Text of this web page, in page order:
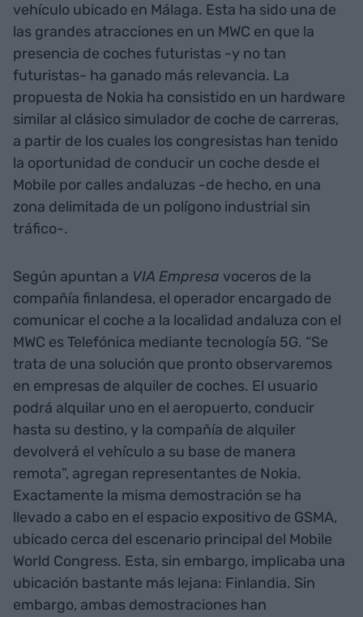
vehículo ubicado en Málaga. Esta ha sido una de
las grandes atracciones en un MWC en que la
presencia de coches futuristas -y no tan
futuristas- ha ganado más relevancia. La
propuesta de Nokia ha consistido en un hardware
similar al clásico simulador de coche de carreras,
a partir de los cuales los congresistas han tenido
la oportunidad de conducir un coche desde el
Mobile por calles andaluzas -de hecho, en una
zona delimitada de un polígono industrial sin
tráfico-.
Según apuntan a VIA Empresa voceros de la
compañía finlandesa, el operador encargado de
comunicar el coche a la localidad andaluza con el
MWC es Telefónica mediante tecnología 5G. “Se
trata de una solución que pronto observaremos
en empresas de alquiler de coches. El usuario
podrá alquilar uno en el aeropuerto, conducir
hasta su destino, y la compañía de alquiler
devolverá el vehículo a su base de manera
remota”, agregan representantes de Nokia.
Exactamente la misma demostración se ha
llevado a cabo en el espacio expositivo de GSMA,
ubicado cerca del escenario principal del Mobile
World Congress. Esta, sin embargo, implicaba una
ubicación bastante más lejana: Finlandia. Sin
embargo, ambas demostraciones han